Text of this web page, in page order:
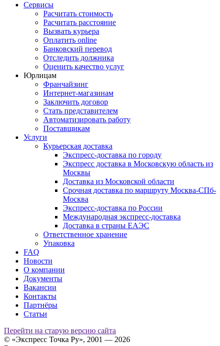
Сервисы
Расчитать стоимость
Расчитать расстояние
Вызвать курьера
Оплатить online
Банковский перевод
Отследить должника
Оценить качество услуг
Юрлицам
Франчайзинг
Интернет-магазинам
Заключить договор
Стать представителем
Автоматизировать работу
Поставщикам
Услуги
Курьерская доставка
Экспресс-доставка по городу
Экспресс доставка в Московскую область из
Москвы
Доставка из Московской области
Срочная доставка по маршруту Москва-СПб-
Москва
Экспресс-доставка по России
Международная экспресс-доставка
Доставка в страны ЕАЭС
Ответственное хранение
Упаковка
FAQ
Новости
О компании
Документы
Вакансии
Контакты
Партнёры
Статьи
Перейти на старую версию сайта
© «Экспресс Точка Ру», 2001 — 2026